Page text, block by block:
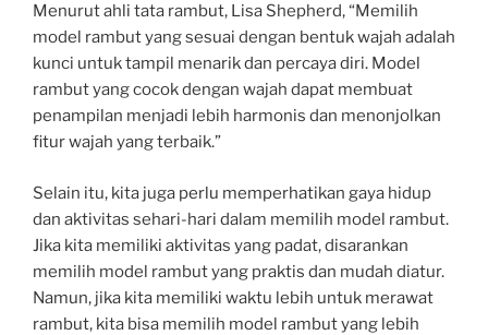
Menurut ahli tata rambut, Lisa Shepherd, “Memilih
model rambut yang sesuai dengan bentuk wajah adalah
kunci untuk tampil menarik dan percaya diri. Model
rambut yang cocok dengan wajah dapat membuat
penampilan menjadi lebih harmonis dan menonjolkan
fitur wajah yang terbaik.”
Selain itu, kita juga perlu memperhatikan gaya hidup
dan aktivitas sehari-hari dalam memilih model rambut.
Jika kita memiliki aktivitas yang padat, disarankan
memilih model rambut yang praktis dan mudah diatur.
Namun, jika kita memiliki waktu lebih untuk merawat
rambut, kita bisa memilih model rambut yang lebih